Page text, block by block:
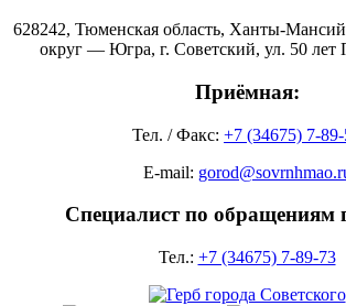
628242, Тюменская область, Ханты-
округ — Югра, г. Советский, ул. 50 лет
Приёмная:
Тел. / Факс: +7 (34675) 7-
E-mail:
Специалист по обращениям
Тел.: +7 (34675) 7-89-73